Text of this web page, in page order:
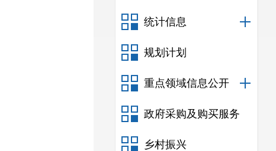
统计信息
规划计划
重点领域信息公开
政府采购及购买服务
乡村振兴